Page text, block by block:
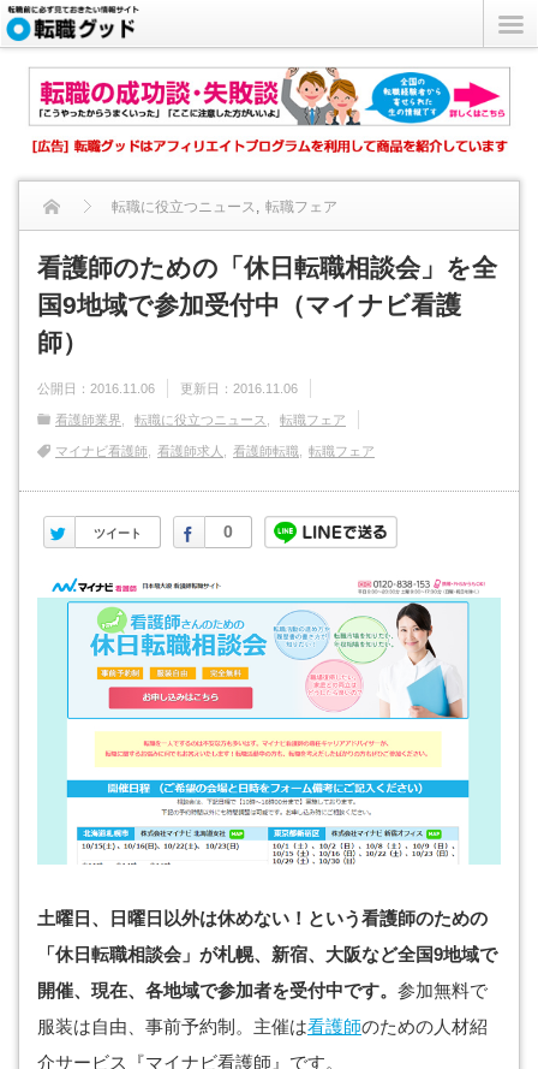
転職に役立つニュース, 転職フェア
看護師のための「休日転職相談会」を全国9地域で参加受付中
（マ...
看護師のための「休日転職相談会」を全
国9地域で参加受付中（マイナビ看護
師）
公開日： 2016.11.06 更新日： 2016.11.06
看護師業界 転職に役立つニュース 転職フェア
マイナビ看護師 看護師求人 看護師転職 転職フェア
ツイート
Twitter 0
Facebook
土曜日、日曜日以外は休めない！という看護師のための
「休日転職相談会」が札幌、新宿、大阪など全国9地域で
開催、現在、各地域で参加者を受付中です。 参加無料で
服装は自由、事前予約制。主催は看護師のための人材紹
介サービス『マイナビ看護師』です。